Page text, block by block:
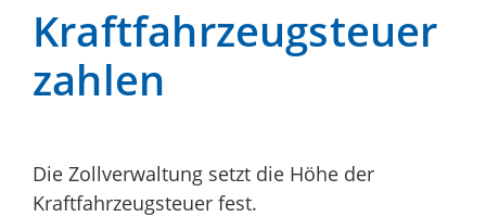
Kraftfahrzeugsteuer
zahlen
Die Zollverwaltung setzt die Höhe der
Kraftfahrzeugsteuer fest.